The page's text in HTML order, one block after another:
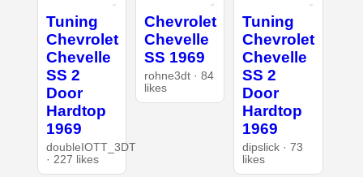
Tuning
Chevrolet
Chevelle
SS 2
Door
Hardtop
1969
doubleIOTT_3DT
· 227 likes
Chevrolet
Chevelle
SS 1969
rohne3dt · 84
likes
Tuning
Chevrolet
Chevelle
SS 2
Door
Hardtop
1969
dipslick · 73
likes